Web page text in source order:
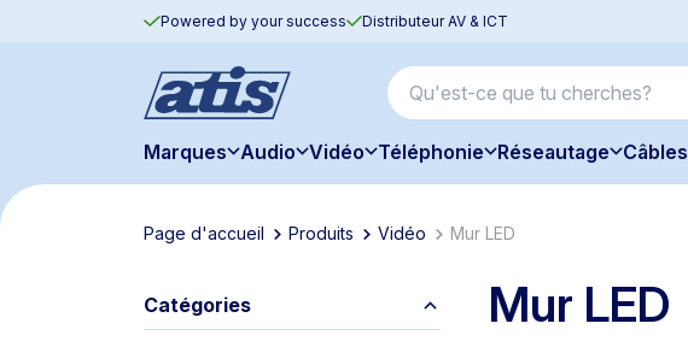
Powered by your success Distributeur AV & ICT
Marques Audio Vidéo Téléphonie Réseautage Câbles
Page d'accueil Produits Vidéo Mur LED
Catégories Mur LED